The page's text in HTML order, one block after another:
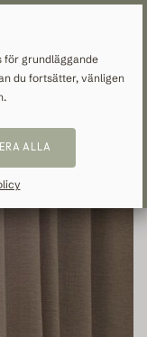
för grundläggande
du fortsätter, vänligen
ALLA